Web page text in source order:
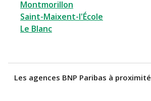
Montmorillon
Saint-Maixent-l'École
Le Blanc
Les agences BNP Paribas à proximité